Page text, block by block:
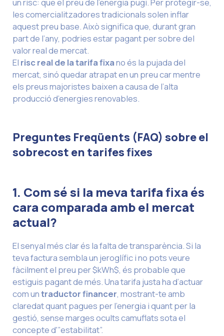
les comercialitzadores tradicionals solen inflar
aquest preu base. Això significa que, durant gran
part de l’any, podries estar pagant per sobre del
valor real de mercat.
El risc real de la tarifa fixano és la pujada del
mercat, sinó quedar atrapat en un preu car mentre
els preus majoristes baixen a causa de l’alta
producció d’energies renovables.
Preguntes Freqüents (FAQ) sobre el
sobrecost en tarifes fixes
1. Com sé si la meva tarifa fixa és
cara comparada amb el mercat
actual?
El senyal més clar és la falta de transparència. Si la
teva factura sembla un jeroglífic i no pots veure
fàcilment el preu per $kWh$, és probable que
estiguis pagant de més. Una tarifa justa ha d’actuar
com untraductor financer, mostrant-te amb
claredat quant pagues per l’energia i quant per la
gestió, sense marges ocults camuflats sota el
concepte d'”estabilitat”.